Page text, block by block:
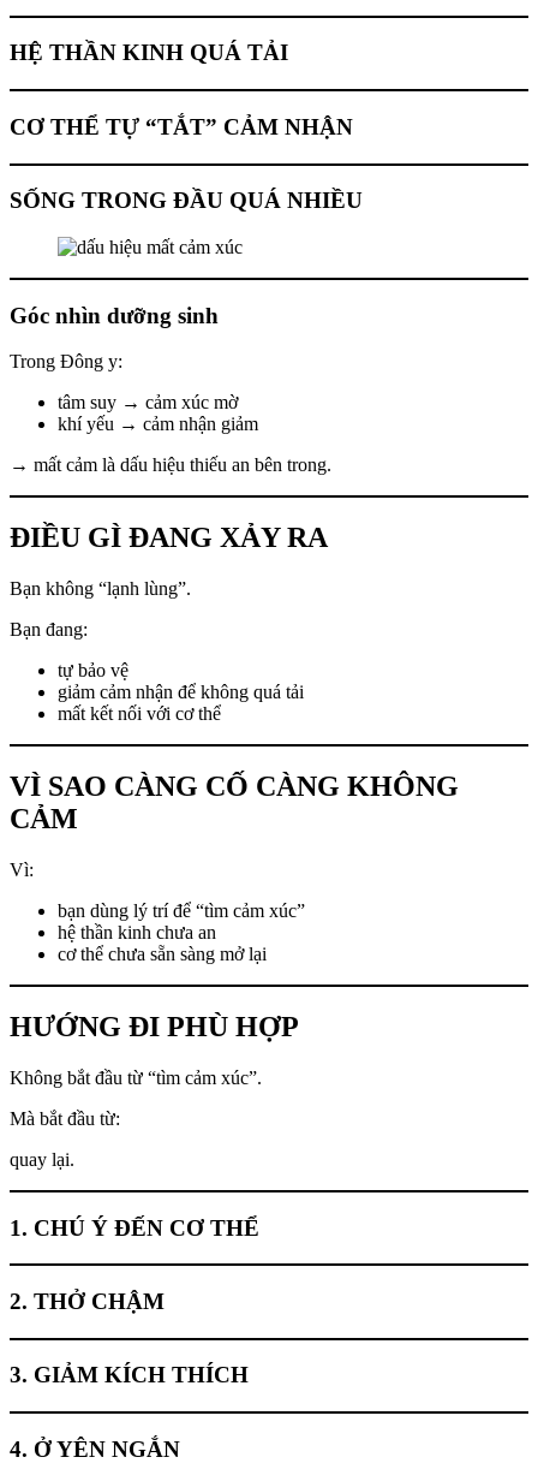
HỆ THẦN KINH QUÁ TẢI
CƠ THỂ TỰ “TẮT” CẢM NHẬN
SỐNG TRONG ĐẦU QUÁ NHIỀU
Góc nhìn dưỡng sinh
Trong Đông y:
tâm suy → cảm xúc mờ
khí yếu → cảm nhận giảm
→ mất cảm là dấu hiệu thiếu an bên trong.
ĐIỀU GÌ ĐANG XẢY RA
Bạn không “lạnh lùng”.
Bạn đang:
tự bảo vệ
giảm cảm nhận để không quá tải
mất kết nối với cơ thể
VÌ SAO CÀNG CỐ CÀNG KHÔNG
CẢM
Vì:
bạn dùng lý trí để “tìm cảm xúc”
hệ thần kinh chưa an
cơ thể chưa sẵn sàng mở lại
HƯỚNG ĐI PHÙ HỢP
Không bắt đầu từ “tìm cảm xúc”.
Mà bắt đầu từ:
quay lại.
1. CHÚ Ý ĐẾN CƠ THỂ
2. THỞ CHẬM
3. GIẢM KÍCH THÍCH
4. Ở YÊN NGẮN